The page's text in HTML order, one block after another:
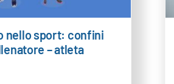
nello sport: confini
– atleta